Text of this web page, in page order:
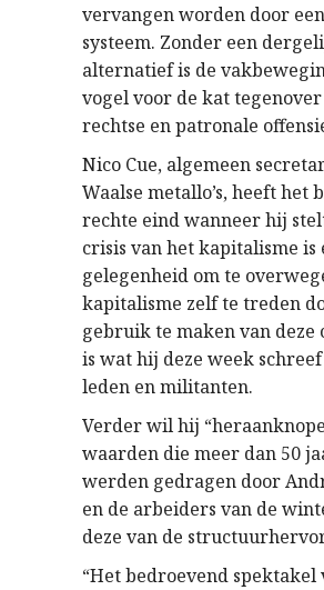
vervangen worden door
systeem. Zonder een
alternatief is de
vogel voor de kat
rechtse en patronale
Nico Cue, algemeen
Waalse metallo’s, heeft het
rechte eind wanneer hij
crisis van het kapitalisme is
gelegenheid om te
kapitalisme zelf te treden
gebruik te maken van deze
is wat hij deze week
leden en militanten.
Verder wil hij
waarden die meer dan 50
werden gedragen door
en de arbeiders van de
deze van de
“Het bedroevend spektakel